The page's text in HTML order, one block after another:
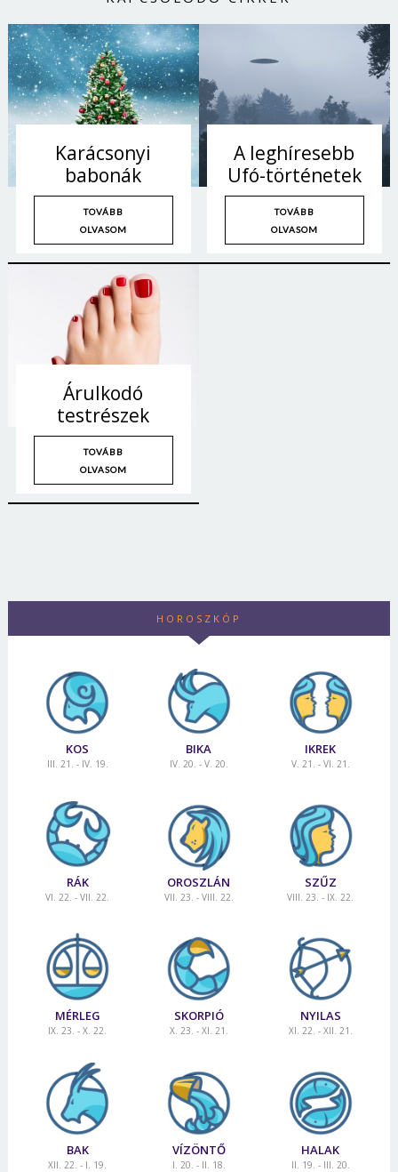
Karácsonyi
babonák
TOVÁBB
OLVASOM
A leghíresebb
Ufó-történetek
TOVÁBB
OLVASOM
Árulkodó
testrészek
TOVÁBB
OLVASOM
HOROSZKÓP
KOS
III. 21. - IV. 19.
BIKA
IV. 20. - V. 20.
IKREK
V. 21. - VI. 21.
RÁK
VI. 22. - VII. 22.
OROSZLÁN
VII. 23. - VIII. 22.
SZŰZ
VIII. 23. - IX. 22.
MÉRLEG
IX. 23. - X. 22.
SKORPIÓ
X. 23. - XI. 21.
NYILAS
XI. 22. - XII. 21.
BAK
XII. 22. - I. 19.
VÍZÖNTŐ
I. 20. - II. 18.
HALAK
II. 19. - III. 20.
Mégse Bejelentkezés